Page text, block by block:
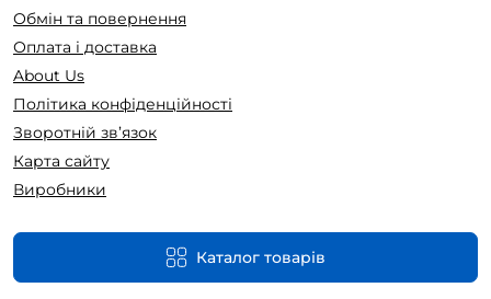
Обмін та повернення
Оплата і доставка
About Us
Політика конфіденційності
Зворотній зв’язок
Карта сайту
Виробники
Каталог товарів